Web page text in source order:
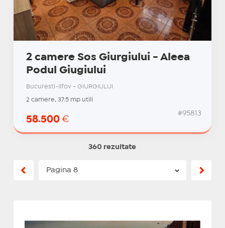
2 camere Sos Giurgiului - Aleea
Podul Giugiului
Bucuresti-Ilfov - GIURGIULUI
2 camere, 37.5 mp utili
58.500 €
#95813
360 rezultate